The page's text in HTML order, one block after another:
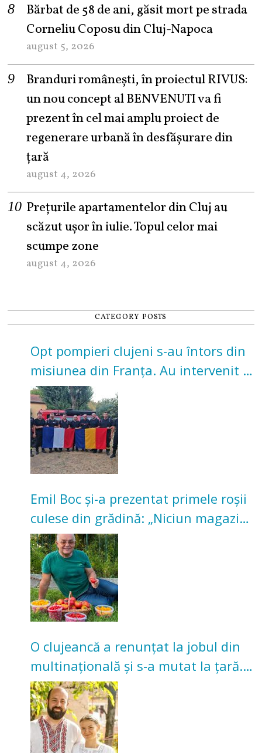
Bărbat de 58 de ani, găsit mort pe strada
Corneliu Coposu din Cluj-Napoca
august 5, 2026
Branduri românești, în proiectul RIVUS:
un nou concept al BENVENUTI va fi
prezent în cel mai amplu proiect de
regenerare urbană în desfășurare din
țară
august 4, 2026
Prețurile apartamentelor din Cluj au
scăzut ușor în iulie. Topul celor mai
scumpe zone
august 4, 2026
CATEGORY POSTS
Opt pompieri clujeni s-au întors din
misiunea din Franța. Au intervenit la
incendii de vegetație și pădure
Emil Boc și-a prezentat primele roșii
culese din grădină: „Niciun magazin
nu poate oferi această satisfacție”
O clujeancă a renunțat la jobul din
multinațională și s-a mutat la țară.
Acum cultivă legume în grădina
bunicilor